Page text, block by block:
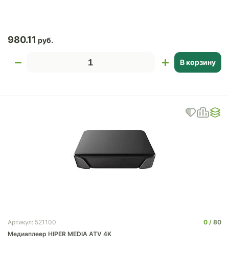
980.11
В корзину
Артикул: 521100 0
80
Медиаплеер HIPER MEDIA ATV 4K